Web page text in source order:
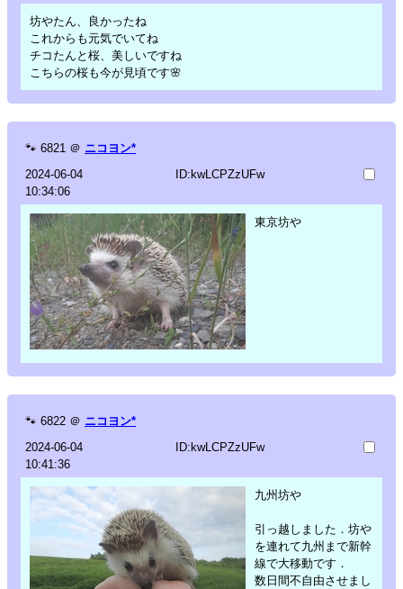
坊やたん、良かったね
これからも元気でいてね
チコたんと桜、美しいですね
こちらの桜も今が見頃です🌸
🐾 6821 ＠ ニコヨン*
2024-06-04
10:34:06
ID:kwLCPZzUFw
東京坊や
🐾 6822 ＠ ニコヨン*
2024-06-04
10:41:36
ID:kwLCPZzUFw
九州坊や
引っ越しました．坊や
を連れて九州まで新幹
線で大移動です．
数日間不自由させまし